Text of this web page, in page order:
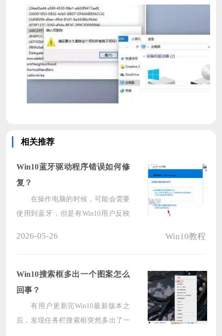
相关推荐
Win10蓝牙驱动程序错误如何修
复？
在操作电脑的时候，可能会需要
使用到蓝牙，但是有Win10用户反映
2026-05-26 Win10教程
Win10搜索框多出一个图案怎么
回事？
有用户更新完Win10最新版本之
后，发现任务栏搜索框突然多出了一